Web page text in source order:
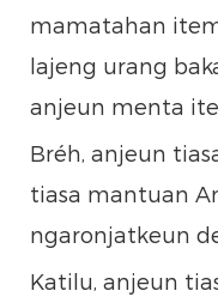
mamatahan
lajeng urang
anjeun menta
Bréh, anjeun
tiasa mantuan
ngaronjatkeun
Katilu, anjeun